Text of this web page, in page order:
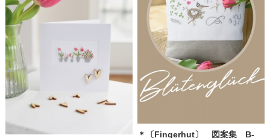
＊〔Fingerhut〕 図案集 B-